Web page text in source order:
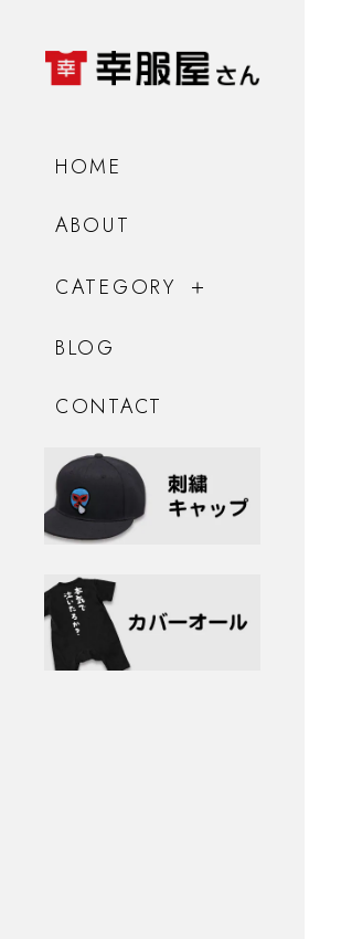
HOME
ABOUT
CATEGORY
BLOG
CONTACT